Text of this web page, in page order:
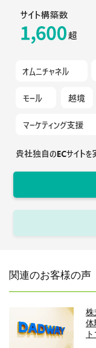
関連のお客様の声
株
体